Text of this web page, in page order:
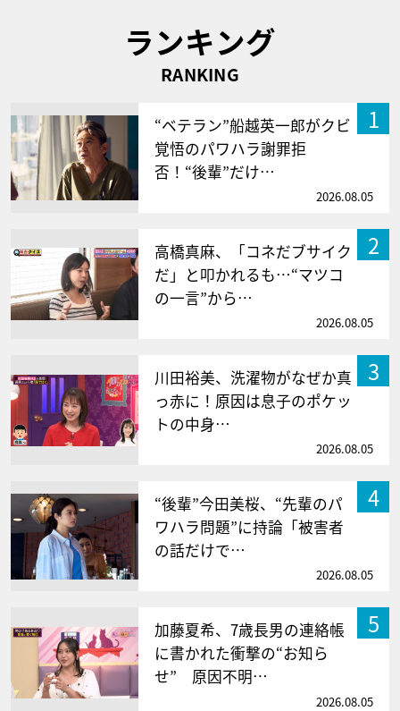
ランキング
RANKING
1
“ベテラン”船越英一郎がクビ
覚悟のパワハラ謝罪拒
否！“後輩”だけ…
2026.08.05
2
高橋真麻、「コネだブサイク
だ」と叩かれるも…“マツコ
の一言”から…
2026.08.05
3
川田裕美、洗濯物がなぜか真
っ赤に！原因は息子のポケッ
トの中身…
2026.08.05
4
“後輩”今田美桜、“先輩のパ
ワハラ問題”に持論「被害者
の話だけで…
2026.08.05
5
加藤夏希、7歳長男の連絡帳
に書かれた衝撃の“お知ら
せ” 原因不明…
2026.08.05